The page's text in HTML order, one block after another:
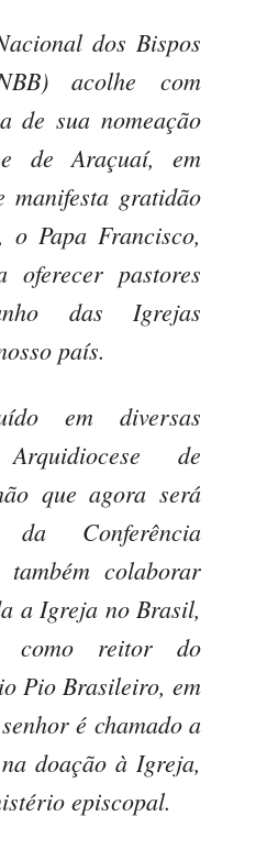
dos Bispos
acolhe com
de sua nomeação
de Araçuaí, em
manifesta gratidão
o Papa Francisco,
pastores
das Igrejas
país.
em diversas
de
que agora será
Conferência
colaborar
a Igreja no Brasil,
como reitor do
Pio Brasileiro, em
é chamado a
doação à Igreja,
episcopal.